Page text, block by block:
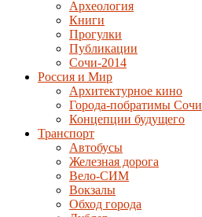
Археология
Книги
Прогулки
Публикации
Сочи-2014
Россия и Мир
Архитектурное кино
Города-побратимы Сочи
Концепции будущего
Транспорт
Автобусы
Железная дорога
Вело-СИМ
Вокзалы
Обход города